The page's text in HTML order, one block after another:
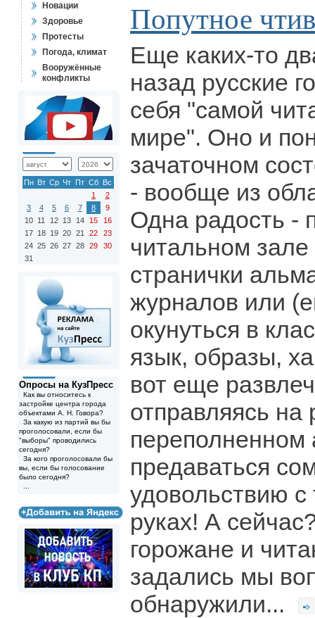
Новации
Здоровье
Протесты
Погода, климат
Вооружённые
конфликты
Пн Вт Ср Чт Пт Сб Вс
1
2
3
4 5 6 7 8
9
10 11 12 13 14 15
16
17 18 19 20 21 22
23
24 25 26 27 28 29
30
31
Опросы на КузПресс
Как вы относитесь к
застройке центра города
объектами А. Н. Говора?
За какую из партий вы бы
проголосовали, если бы
"выборы" проводились
сегодня?
За кого проголосовали бы
вы, если бы голосование
было сегодня?
Попутное
Еще каких-то
назад русские
себя "самой
мире". Оно и
зачаточном
- вообще из
Одна радость -
читальном зале
странички
журналов или
окунуться в
язык, образы,
вот еще
отправляясь на
переполненном
предаваться
удовольствию с
руках! А
горожане и
задались мы
обнаружили...